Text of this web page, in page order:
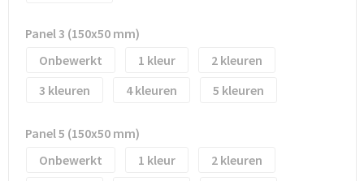
Sporttassen
Strandtassen
Tablettassen
Valbeveiliging
Panel 3 (150x50 mm)
Onbewerkt
1
2
3
4 5
Panel 5 (150x50 mm)
Onbewerkt
1 2